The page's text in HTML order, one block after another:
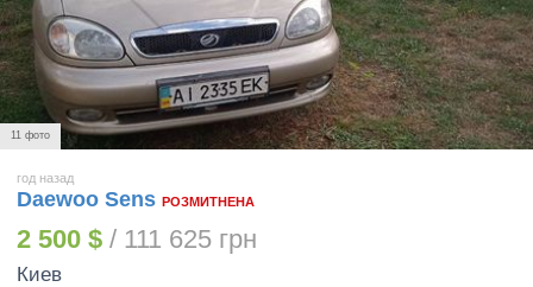
11 фото
год назад
Daewoo Sens РОЗМИТНЕНА
2 500 $ / 111 625 грн
Киев